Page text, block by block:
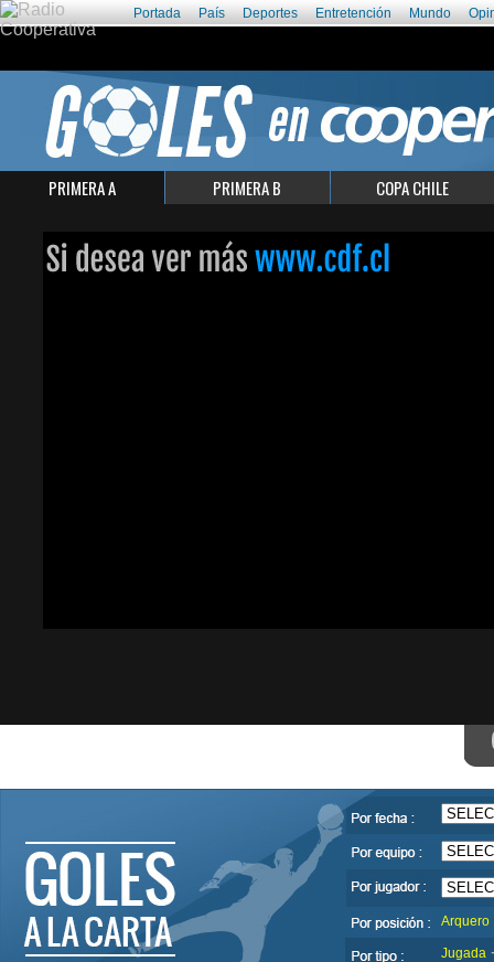
Portada País Deportes Entretención Mundo
PRIMERA A PRIMERA B COPA CHILE
Arquero
Jugada